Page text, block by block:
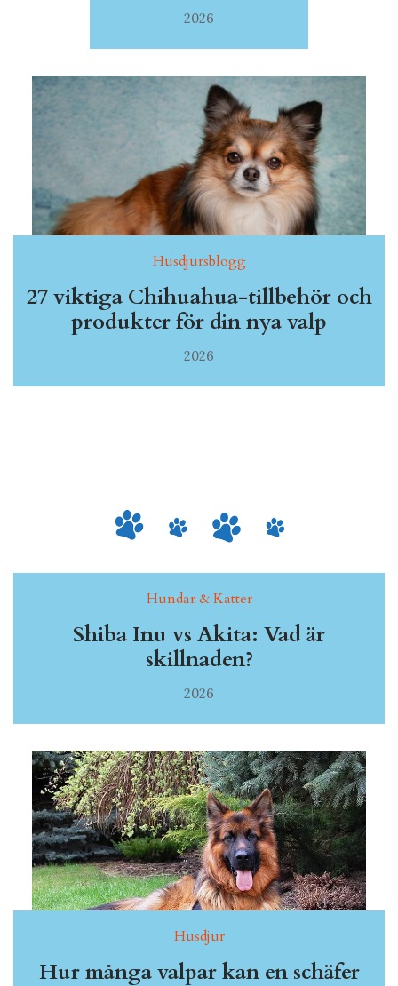
2026
Husdjursblogg
27 viktiga Chihuahua-tillbehör och
produkter för din nya valp
2026
Hundar & Katter
Shiba Inu vs Akita: Vad är
skillnaden?
2026
Husdjur
Hur många valpar kan en schäfer